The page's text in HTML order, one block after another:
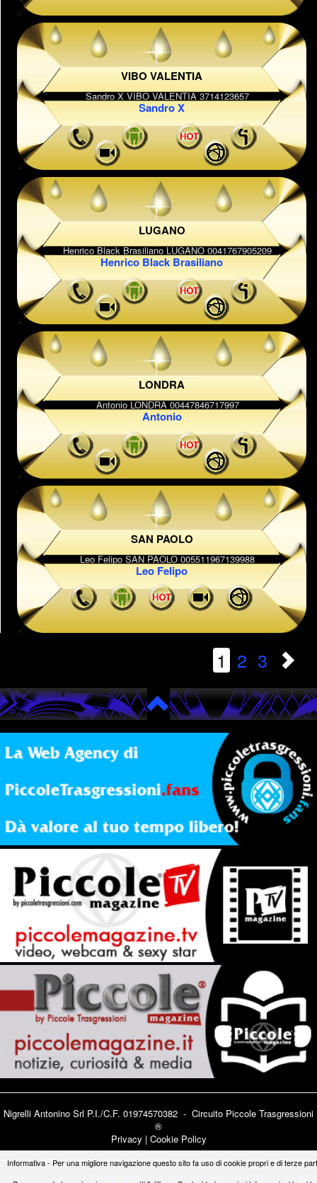
VIBO VALENTIA
Sandro X
LUGANO
Henrico Black Brasiliano
LONDRA
Antonio
SAN PAOLO
Leo Felipo
1 2 3
Nigrelli Antonino Srl P.I./C.F. 01974570382 - Circuito Piccole Trasgressioni
®
Privacy | Cookie Policy
Informativa - Per una migliore navigazione questo sito fa uso di cookie propri e di terze